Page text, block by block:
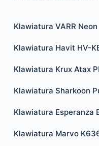
Klawiatura VARR Neon
Klawiatura Havit HV-
Klawiatura Krux Atax
Klawiatura Sharkoon
Klawiatura Esperanza
Klawiatura Marvo